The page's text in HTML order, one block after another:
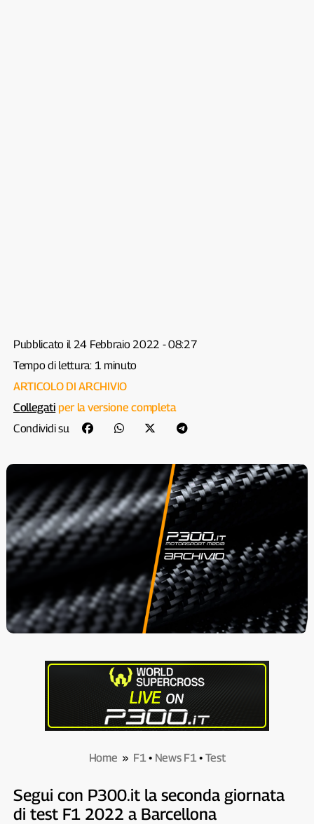
Pubblicato il 24 Febbraio 2022 - 08:27
Tempo di lettura: 1 minuto
ARTICOLO DI ARCHIVIO
Collegati per la versione completa
Condividi su
Home » F1• News F1• Test
Segui con P300.it la seconda giornata
di test F1 2022 a Barcellona